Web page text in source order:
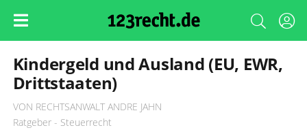
Kindergeld und Ausland (EU, EWR,
Drittstaaten)
VON RECHTSANWALT ANDRE JAHN
Ratgeber - Steuerrecht